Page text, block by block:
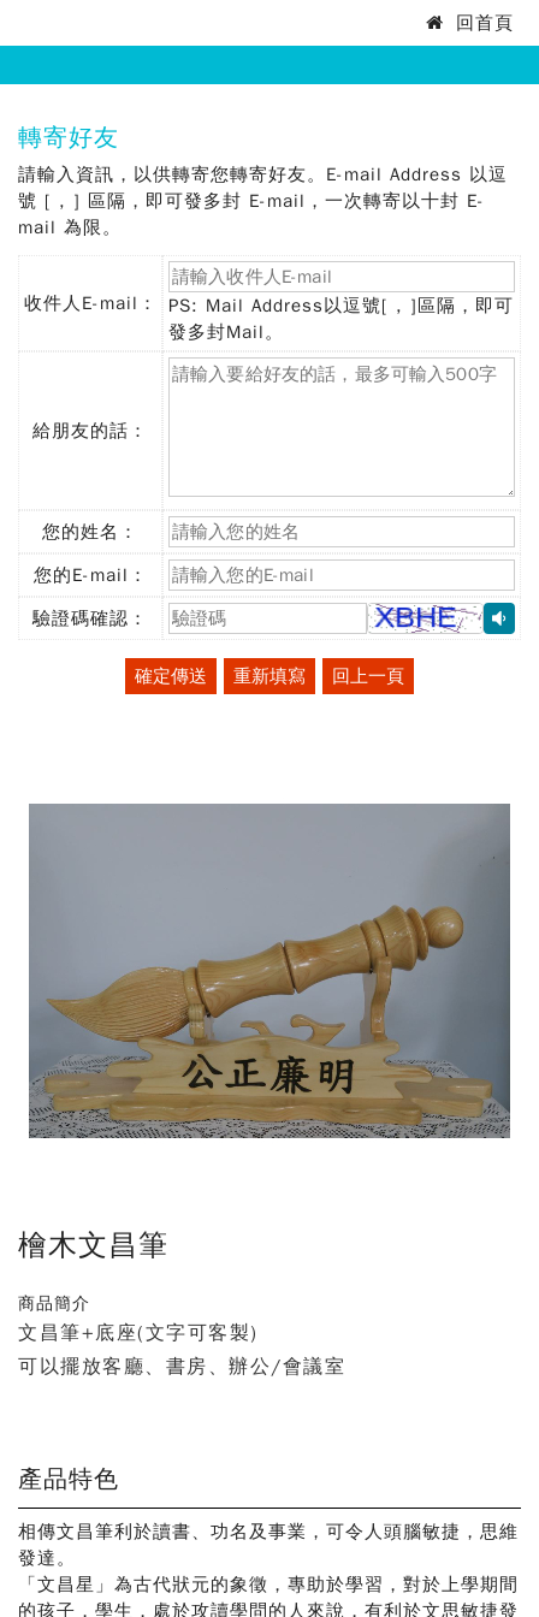
部
矯
正
泰
獄
回首頁
:::
轉寄好友
請輸入資訊，以供轉寄您轉寄好友。E-mail Address 以逗
號 [ , ] 區隔，即可發多封 E-mail，一次轉寄以十封 E-
mail 為限。
收件人E-mail：
(必
PS: Mail Address以逗號[ , ]區隔，即可
發多封Mail。
給朋友的話：
您的姓名：
(必
填)
您的E-mail：
(必
填)
驗證碼確認：
(必
確定傳送
重新填寫 回上一頁
檜木文昌筆
商品簡介
文昌筆+底座(文字可客製)
可以擺放客廳、書房、辦公/會議室
產品特色
相傳文昌筆利於讀書、功名及事業，可令人頭腦敏捷，思維
發達。
「文昌星」為古代狀元的象徵，專助於學習，對於上學期間
的孩子，學生，處於攻讀學問的人來說，有利於文思敏捷發